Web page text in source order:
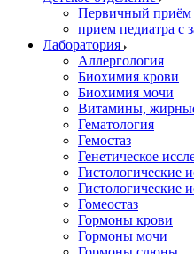
Первичный приём
прием педиатра с
Лаборатория
Аллергология
Биохимия крови
Биохимия мочи
Витамины,
Гематология
Гемостаз
Генетическое
Гистологические
Гистологические
Гомеостаз
Гормоны крови
Гормоны мочи